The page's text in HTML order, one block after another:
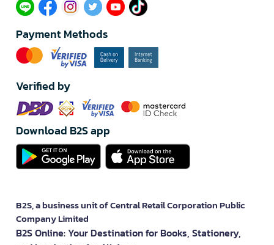
Payment Methods
Verified by
Download B2S app
B2S, a business unit of Central Retail Corporation Public
Company Limited
B2S Online: Your Destination for Books, Stationery,